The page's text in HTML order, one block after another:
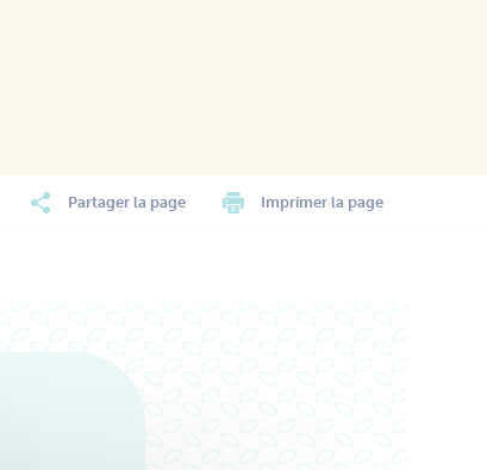
Partager la page Imprimer la page